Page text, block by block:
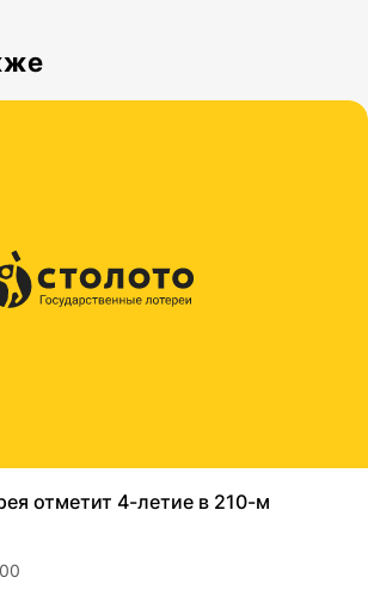
отметит 4-летие в 210-м